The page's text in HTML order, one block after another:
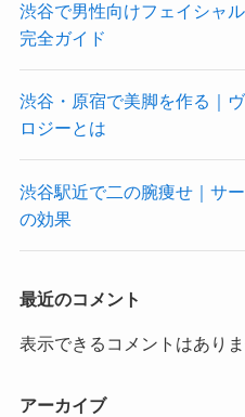
渋谷で男性向けフェイシャ
完全ガイド
渋谷・原宿で美脚を作る｜
ロジーとは
渋谷駅近で二の腕痩せ｜サ
の効果
最近のコメント
表示できるコメントはありま
アーカイブ